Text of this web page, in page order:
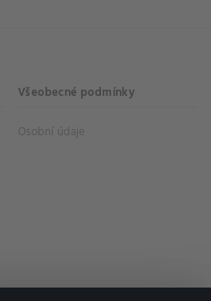
Všeobecné podmínky
Osobní údaje